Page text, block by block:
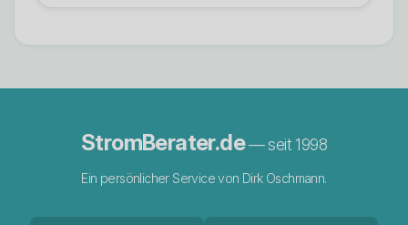
StromBerater.de— seit 1998
Ein persönlicher Service von Dirk Oschmann.